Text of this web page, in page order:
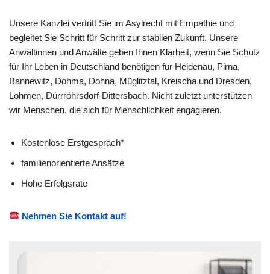
Unsere Kanzlei vertritt Sie im Asylrecht mit Empathie und
begleitet Sie Schritt für Schritt zur stabilen Zukunft. Unsere
Anwältinnen und Anwälte geben Ihnen Klarheit, wenn Sie Schutz
für Ihr Leben in Deutschland benötigen für Heidenau, Pirna,
Bannewitz, Dohma, Dohna, Müglitztal, Kreischa und Dresden,
Lohmen, Dürrröhrsdorf-Dittersbach. Nicht zuletzt unterstützen
wir Menschen, die sich für Menschlichkeit engagieren.
Kostenlose Erstgespräch*
familienorientierte Ansätze
Hohe Erfolgsrate
Nehmen Sie Kontakt auf!